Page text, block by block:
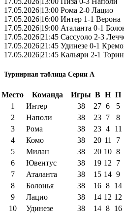
17.05.2026|13:00 Рома 2-0 Лацио
17.05.2026|16:00 Интер 1-1 Верона
17.05.2026|19:00 Аталанта 0-1
17.05.2026|21:45 Сассуоло 2-3
17.05.2026|21:45 Удинезе 0-1
17.05.2026|21:45 Кальяри 2-1
Турнирная таблица Серии А
Место Команда Игры В Н П
1
Интер 38 27 6 5
2
Наполи 38 23 7 8
3
Рома 38 23 4 11
4
Комо 38 20 11 7
5
Милан 38 20 10 8
6
Ювентус 38 19 12 7
7
Аталанта 38 15 14 9
8
Болонья 38 16 8 14
9
Лацио 38 14 12 12
10
Удинезе 38 14 8 16